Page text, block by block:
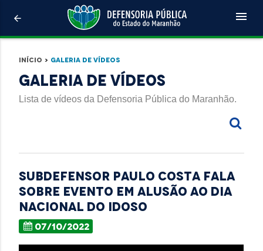
arrow_back menu
Início > Galeria de Vídeos
Galeria de Vídeos
Lista de vídeos da Defensoria Pública do Maranhão.
Subdefensor Paulo Costa fala
sobre evento em alusão ao Dia
Nacional do Idoso
07/10/2022